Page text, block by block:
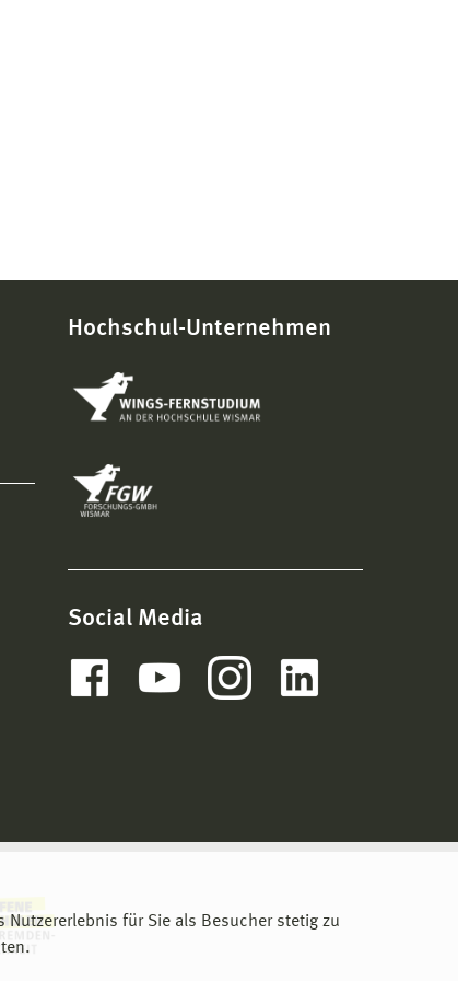
Nutzererlebnis für Sie als Besucher stetig zu
Hochschul-Unternehmen
Social Media